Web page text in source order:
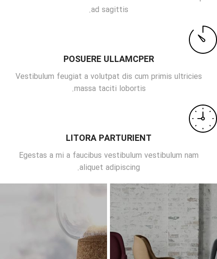
ad sagittis.
POSUERE ULLAMCPER
Vestibulum feugiat a volutpat dis cum primis ultricies
massa taciti lobortis.
LITORA PARTURIENT
Egestas a mi a faucibus vestibulum vestibulum nam
aliquet adipiscing.